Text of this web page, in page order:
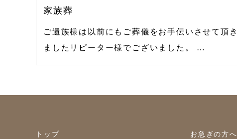
家族葬
ご遺族様は以前にもご葬儀をお手伝いさせて頂き
ましたリピーター様でございました。 …
トップ
お急ぎの方へ